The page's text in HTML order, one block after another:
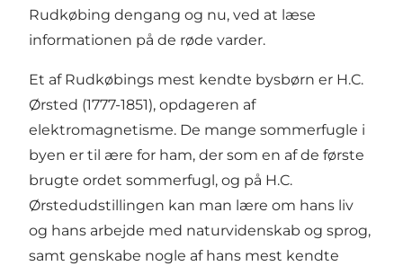
Rudkøbing dengang og nu, ved at læse
informationen på de røde varder.
Et af Rudkøbings mest kendte bysbørn er H.C.
Ørsted (1777-1851), opdageren af
elektromagnetisme. De mange sommerfugle i
byen er til ære for ham, der som en af de første
brugte ordet sommerfugl, og på H.C.
Ørstedudstillingen kan man lære om hans liv
og hans arbejde med naturvidenskab og sprog,
samt genskabe nogle af hans mest kendte